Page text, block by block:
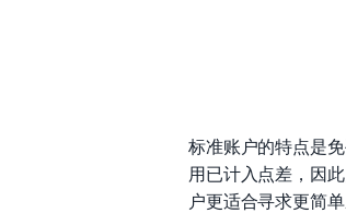
标准账户的特点是
用已计入点差，因
户更适合寻求更简